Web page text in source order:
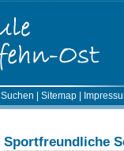
Suchen Sitemap|
Sportfreundliche